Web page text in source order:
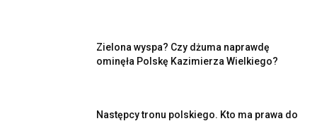
Zielona wyspa? Czy dżuma naprawdę
ominęła Polskę Kazimierza Wielkiego?
Następcy tronu polskiego. Kto ma prawa do